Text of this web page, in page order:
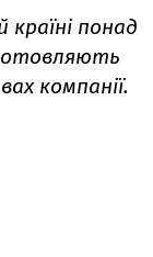
країні понад
компанії.